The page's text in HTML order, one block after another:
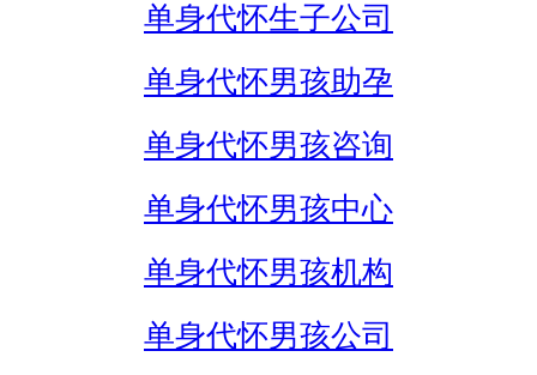
单身代怀生子公司
单身代怀男孩助孕
单身代怀男孩咨询
单身代怀男孩中心
单身代怀男孩机构
单身代怀男孩公司